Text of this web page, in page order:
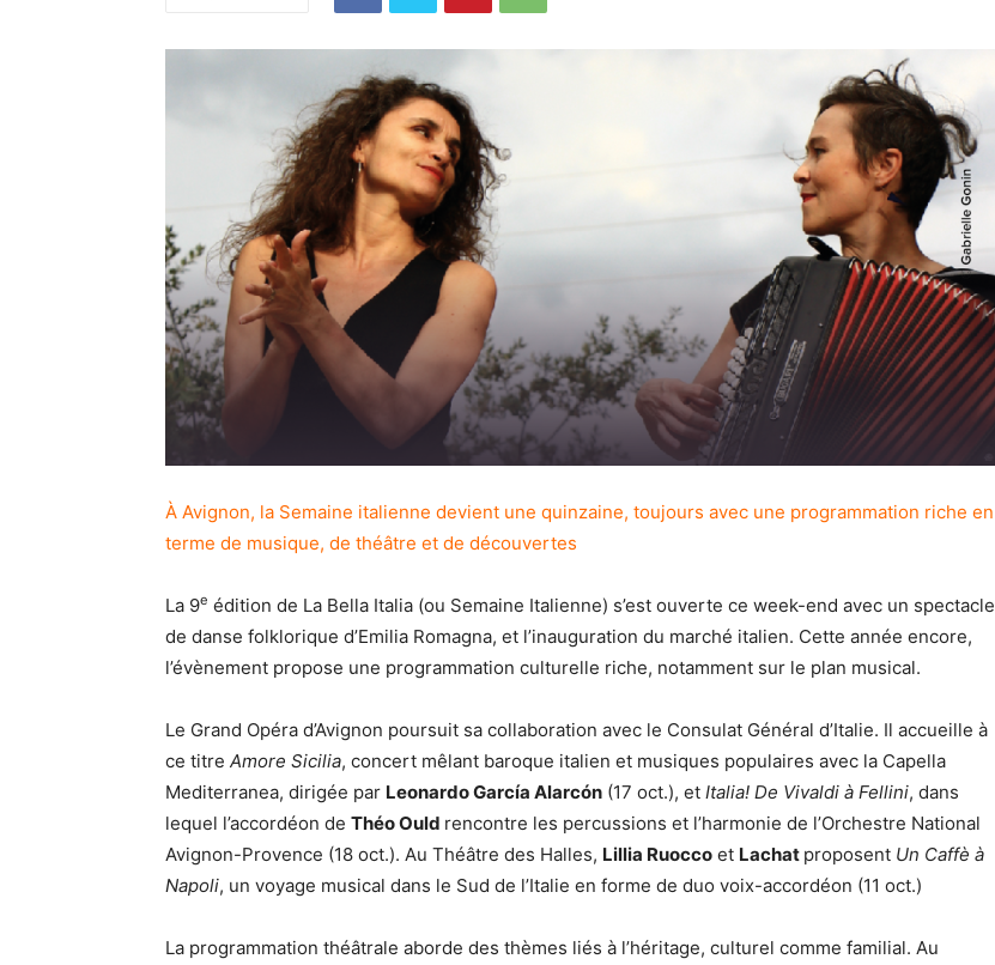
À Avignon, la Semaine italienne devient une quinzaine, toujours avec une programmation riche en
terme de musique, de théâtre et de découvertes
La 9e édition de La Bella Italia (ou Semaine Italienne) s’est ouverte ce week-end avec un spectacle
de danse folklorique d’Emilia Romagna, et l’inauguration du marché italien. Cette année encore,
l’évènement propose une programmation culturelle riche, notamment sur le plan musical.
Le Grand Opéra d’Avignon poursuit sa collaboration avec le Consulat Général d’Italie. Il accueille à
ce titre Amore Sicilia, concert mêlant baroque italien et musiques populaires avec la Capella
Mediterranea, dirigée par Leonardo García Alarcón (17 oct.), et Italia! De Vivaldi à Fellini, dans
lequel l’accordéon de Théo Ould rencontre les percussions et l’harmonie de l’Orchestre National
Avignon-Provence (18 oct.). Au Théâtre des Halles, Lillia Ruocco et Lachat proposent Un Caffè à
Napoli, un voyage musical dans le Sud de l’Italie en forme de duo voix-accordéon (11 oct.)
La programmation théâtrale aborde des thèmes liés à l’héritage, culturel comme familial. Au